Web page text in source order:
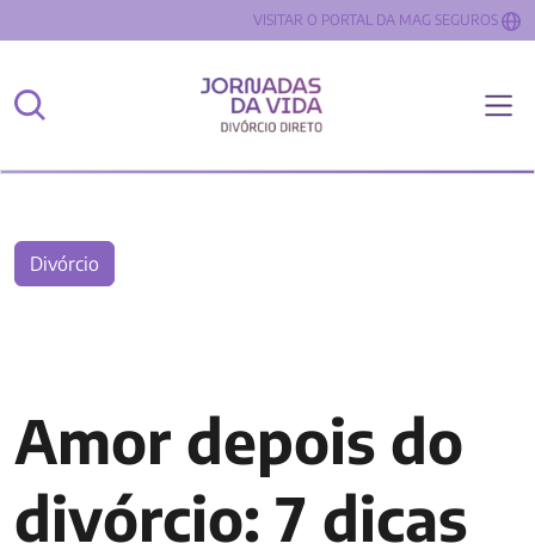
VISITAR O PORTAL DA MAG SEGUROS
Divórcio
Amor depois do
divórcio: 7 dicas